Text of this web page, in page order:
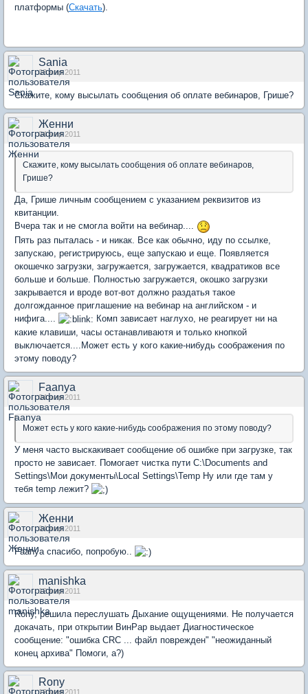
платформы (Скачать).
Sania
03 мар 2011
Скажите, кому высылать сообщения об оплате вебинаров, Грише?
Женни
04 мар 2011
Скажите, кому высылать сообщения об оплате вебинаров,
Грише?
Да, Грише личным сообщением с указанием реквизитов из
квитанции.
Вчера так и не смогла войти на вебинар....
Пять раз пыталась - и никак. Все как обычно, иду по ссылке,
запускаю, регистрируюсь, еще запускаю и еще. Появляется
окошечко загрузки, загружается, загружается, квадратиков все
больше и больше. Полностью загружается, окошко загрузки
закрывается и вроде вот-вот должно раздатья такое
долгожданное приглашение на вебинар на английском - и
нифига....
Комп зависает наглухо, не реагирует ни на
какие клавиши, часы останавливаютя и только кнопкой
выключается....Может есть у кого какие-нибудь соображения по
этому поводу?
Faanya
04 мар 2011
Может есть у кого какие-нибудь соображения по этому поводу?
У меня часто выскакивает сообщение об ошибке при загрузке, так
просто не зависает. Помогает чистка пути C:\Documents and
Settings\Мои документы\Local Settings\Temp Ну или где там у
тебя temp лежит?
Женни
04 мар 2011
Faanya спасибо, попробую..
manishka
12 мар 2011
Rony, решила переслушать Дыхание ощущениями. Не получается
докачать, при открытии ВинРар выдает Диагностическое
сообщение: "ошибка CRC ... файл поврежден" "неожиданный
конец архива" Помоги, а?)
Rony
12 мар 2011